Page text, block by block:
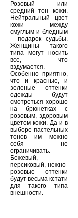
Розовый или
средний тон кожи.
Нейтральный цвет
кожи между
смуглым и бледным
– подарок судьбы.
Женщины такого
типа могут носить
все, что
вздумается.
Особенно приятно,
что и красные, и
зеленые оттенки
одежды будут
смотреться хорошо
на брюнетках с
розовым, здоровым
цветом кожи. Да и в
выборе пастельных
тонов им можно
себя не
ограничивать.
Бежевый,
персиковый, нежно-
розовые оттенки
будут весьма кстати
для такого типа
внешности.